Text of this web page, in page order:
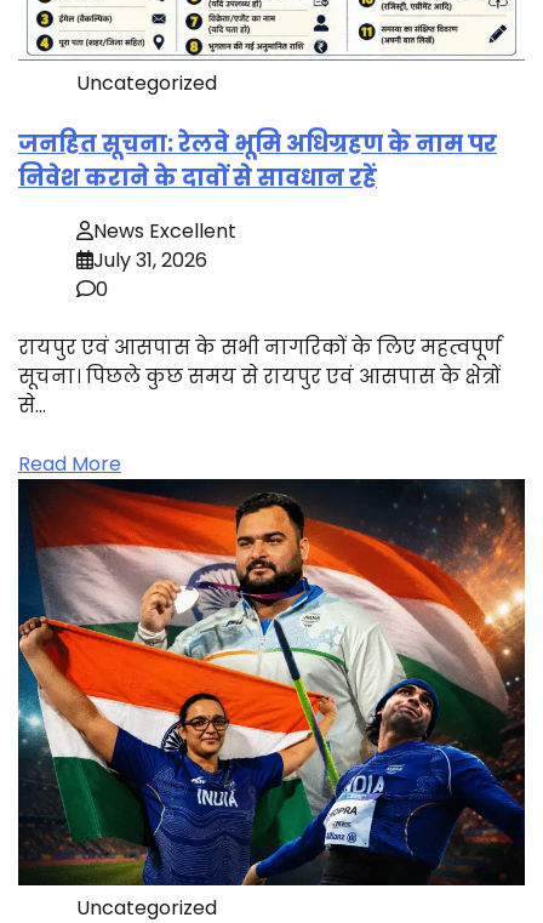
Uncategorized
जनहित सूचना: रेलवे भूमि अधिग्रहण के नाम पर
निवेश कराने के दावों से सावधान रहें
News Excellent
July 31, 2026
0
रायपुर एवं आसपास के सभी नागरिकों के लिए महत्वपूर्ण
सूचना। पिछले कुछ समय से रायपुर एवं आसपास के क्षेत्रों
से…
Read More
Uncategorized